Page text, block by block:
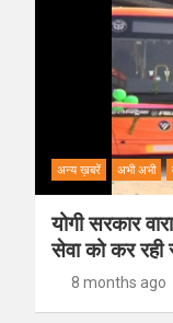
अन्य ख़बरें अभी अभी
योगी सरकार
सेवा को कर रही
8 months ago